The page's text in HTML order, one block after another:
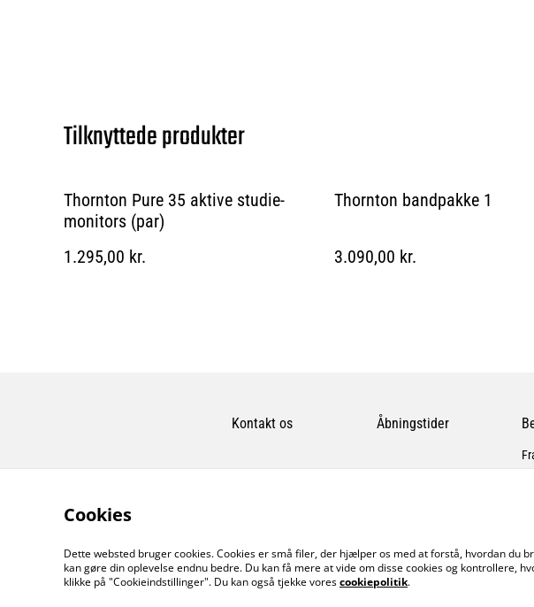
Tilknyttede produkter
Thornton Pure 35 aktive studie-
monitors (par)
1.295,00 kr.
Thornton bandpakke 1
3.090,00 kr.
Kontakt os Åbningstider
©2026 MusicDude
Cookies
Dette websted bruger cookies. Cookies er små filer, der hjælper os med at forstå, hvordan du
kan gøre din oplevelse endnu bedre. Du kan få mere at vide om disse cookies og kontrollere,
klikke på "Cookieindstillinger". Du kan også tjekke vorescookiepolitik.